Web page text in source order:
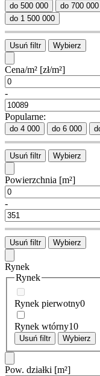
do 500 000 do 700 000
do 1 500 000
Usuń filtr Wybierz
Cena/m² [zł/m²]
-
Popularne:
do 4 000 do 6 000
Usuń filtr Wybierz
Powierzchnia [m²]
-
Usuń filtr Wybierz
Rynek
Rynek
Rynek pierwotny0
Rynek wtórny10
Usuń filtr Wybierz
Pow. działki [m²]